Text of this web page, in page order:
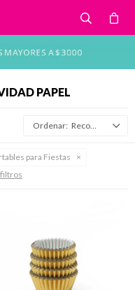
PAPEL
Recomendados
para Fiestas